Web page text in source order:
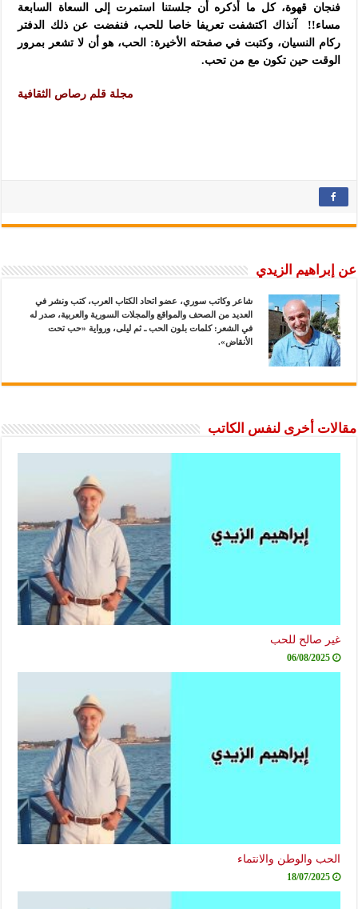
فنجان قهوة، كل ما أذكره أن جلستنا استمرت إلى السعاة السابعة
مساء!! آنذاك اكتشفت تعريفا خاصا للحب، فنفضت عن ذلك الدفتر
ركام النسيان، وكتبت في صفحته الأخيرة: الحب، هو أن لا تشعر بمرور
الوقت حين تكون مع من تحب.
مجلة قلم رصاص الثقافية
عن إبراهيم الزيدي
شاعر وكاتب سوري، عضو اتحاد الكتاب العرب، كتب ونشر في
العديد من الصحف والمواقع والمجلات السورية والعربية، صدر له
في الشعر: كلمات بلون الحب ـ ثم ليلى، ورواية «حب تحت
الأنقاض».
مقالات أخرى لنفس الكاتب
غير صالح للحب
06/08/2025
الحب والوطن والانتماء
18/07/2025